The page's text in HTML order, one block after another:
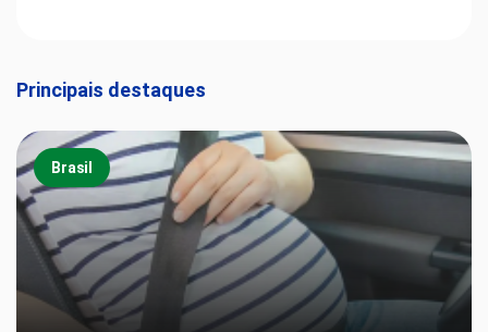
Principais destaques
Brasil